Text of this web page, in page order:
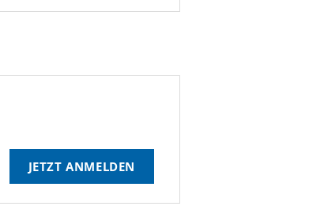
JETZT ANMELDEN